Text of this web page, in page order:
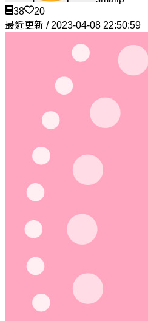
38
20
最近更新 / 2023-04-08 22:50:59